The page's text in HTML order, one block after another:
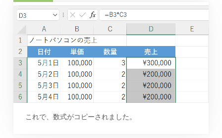
これで、数式がコピーされました。